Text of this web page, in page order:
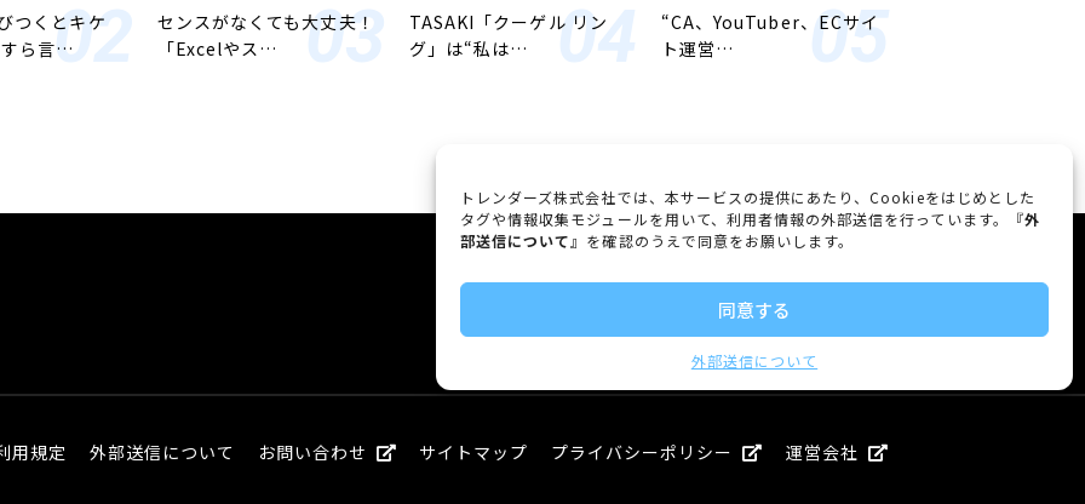
トレンダーズ株式会社では、本サービスの提供にあたり、Cookieをはじめとした
タグや情報収集モジュールを用いて、利用者情報の外部送信を行っています。『外
部送信について 』を確認のうえで同意をお願いします。
同意する
外部送信について
つくとキケ
すら言…
センスがなくても大丈夫！
「Excelやス…
TASAKI「クーゲル リン
グ」は“私は…
“CA、YouTuber、ECサイ
ト運営…
用規定 外部送信について お問い合わせ サイトマップ プライバシーポリシー 運営会社